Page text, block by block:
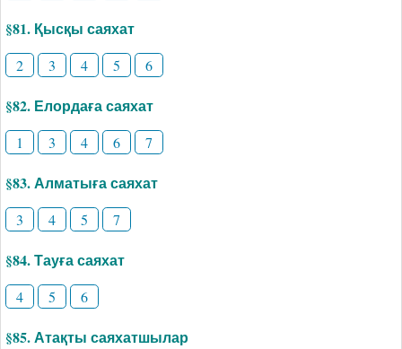
§81. Қысқы саяхат
2 3 4 5 6
§82. Елордаға саяхат
1 3 4 6 7
§83. Алматыға саяхат
3 4 5 7
§84. Тауға саяхат
4 5 6
§85. Атақты саяхатшылар